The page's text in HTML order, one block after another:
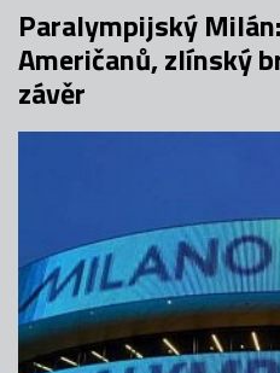
Paralympijský
Američanů, zlínský
závěr